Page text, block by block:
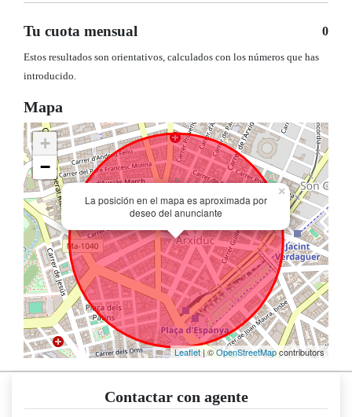
Tu cuota mensual 0
Estos resultados son orientativos, calculados con los números que has
introducido.
Mapa
La posición en el mapa es aproximada por
deseo del anunciante
×
+
−
Leaflet| ©OpenStreetMapcontributors
Contactar con agente